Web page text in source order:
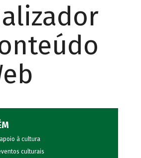
à cultura
culturais